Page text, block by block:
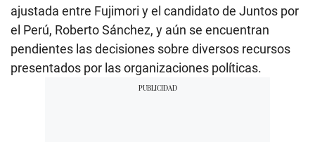
ajustada entre Fujimori y el candidato de Juntos por
el Perú, Roberto Sánchez, y aún se encuentran
pendientes las decisiones sobre diversos recursos
presentados por las organizaciones políticas.